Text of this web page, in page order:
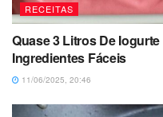
RECEITAS
Quase 3 Litros De
Ingredientes Fáceis
11/06/2025, 20:46